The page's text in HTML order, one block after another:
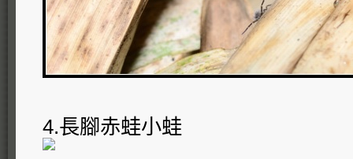
4.長腳赤蛙小蛙